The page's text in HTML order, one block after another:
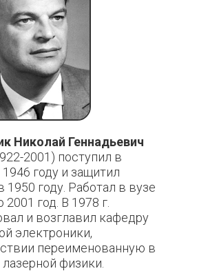
Николай Геннадьевич
2001) поступил в
году и защитил
1950 году. Работал в вузе
2001 год. В 1978 г.
и возглавил кафедру
электроники,
переименованную в
физики.